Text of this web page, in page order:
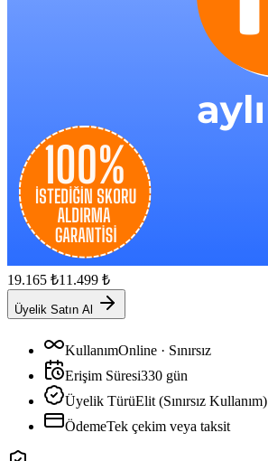
19.165 ₺11.499 ₺
Üyelik Satın Al
KullanımOnline · Sınırsız
Erişim Süresi330 gün
Üyelik TürüElit (Sınırsız Kullanım)
ÖdemeTek çekim veya taksit